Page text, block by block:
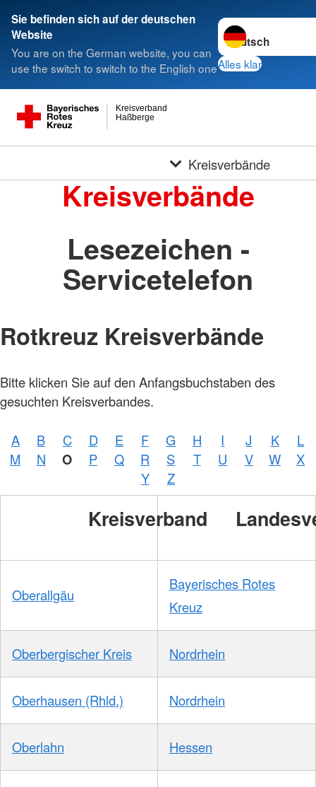
Sie befinden sich auf der deutschen
Website
You are on the German website, you can
use the switch to switch to the English one
Sprache wechseln
Alles klar
Haßberge
Kreisverband
Kreisverbände
Kreisverbände
Lesezeichen -
Servicetelefon
Rotkreuz Kreisverbände
Bitte klicken Sie auf den Anfangsbuchstaben des
gesuchten Kreisverbandes.
A B C D E F G H I J K
L
M
N O P Q R S T U V W
X
Y
Z
Kreisverband
Oberallgäu
Bayerisches Rotes
Kreuz
Oberbergischer Kreis Nordrhein
Oberhausen (Rhld.) Nordrhein
Oberlahn Hessen